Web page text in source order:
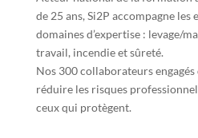
de 25 ans, Si2P accompagne les
domaines d’expertise : levage/
travail, incendie et sûreté.
Nos 300 collaborateurs
réduire les risques
ceux qui protègent.